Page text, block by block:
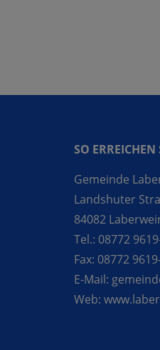
SO ERREICHEN
Gemeinde
Landshuter
84082
Tel.: 08772
Fax: 08772
E-Mail:
Web: